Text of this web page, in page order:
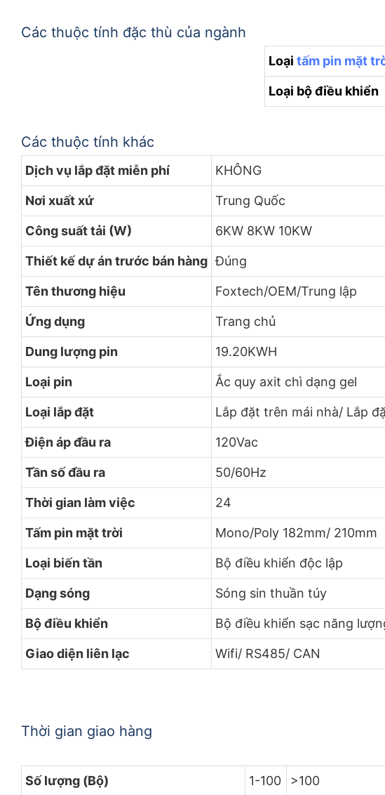
Các thuộc tính đặc thù của ngành
Loại tấm pin mặt
Loại bộ điều khiển
Các thuộc tính khác
Dịch vụ lắp đặt miễn phí KHÔNG
Nơi xuất xứ Trung Quốc
Công suất tải (W) 6KW 8KW 10KW
Thiết kế dự án trước bán hàng Đúng
Tên thương hiệu Foxtech/OEM/Trung lập
Ứng dụng Trang chủ
Dung lượng pin 19.20KWH
Loại pin Ắc quy axit chì dạng gel
Loại lắp đặt Lắp đặt trên mái nhà/ Lắp
Điện áp đầu ra 120Vac
Tần số đầu ra 50/60Hz
Thời gian làm việc 24
Tấm pin mặt trời Mono/Poly 182mm/ 210mm
Loại biến tần Bộ điều khiển độc lập
Dạng sóng Sóng sin thuần túy
Bộ điều khiển Bộ điều khiển sạc năng
Giao diện liên lạc Wifi/ RS485/ CAN
Thời gian giao hàng
Số lượng (Bộ) 1-100 >100